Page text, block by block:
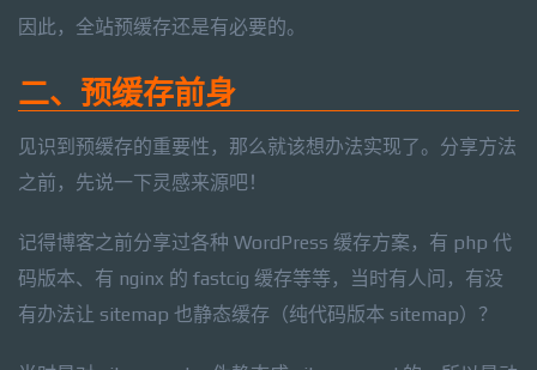
因此，全站预缓存还是有必要的。
二、预缓存前身
见识到预缓存的重要性，那么就该想办法实现了。分享方法
之前，先说一下灵感来源吧！
记得博客之前分享过各种 WordPress 缓存方案，有 php 代
码版本、有 nginx 的 fastcig 缓存等等，当时有人问，有没
有办法让 sitemap 也静态缓存（纯代码版本 sitemap）？